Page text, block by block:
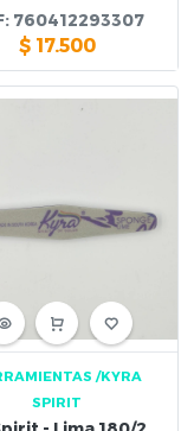
760412293307
$ 17.500
/KYRA
SPIRIT